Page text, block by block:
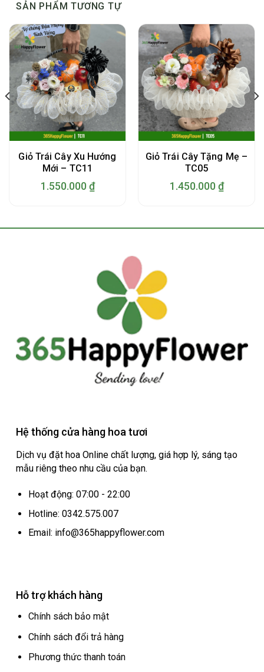
SẢN PHẨM TƯƠNG TỰ
Giỏ Trái Cây Xu Hướng
Mới – TC11
1.550.000 ₫
Giỏ Trái Cây Tặng Mẹ –
TC05
1.450.000 ₫
Hệ thống cửa hàng hoa tươi
Dịch vụ đặt hoa Online chất lượng, giá hợp lý, sáng tạo
mẫu riêng theo nhu cầu của bạn.
Hoạt động: 07:00 - 22:00
Hotline: 0342.575.007
Email: info@365happyflower.com
Hỗ trợ khách hàng
Chính sách bảo mật
Chính sách đổi trả hàng
Phương thức thanh toán